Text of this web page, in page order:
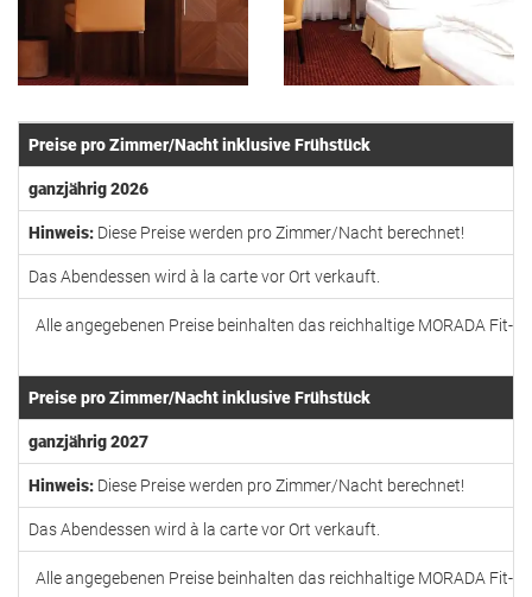
Preise pro Zimmer/Nacht inklusive Frühstück
ganzjährig 2026
Hinweis: Diese Preise werden pro Zimmer/Nacht berechnet!
Das Abendessen wird à la carte vor Ort verkauft.
Alle angegebenen Preise beinhalten das reichhaltige MORADA
Preise pro Zimmer/Nacht inklusive Frühstück
ganzjährig 2027
Hinweis: Diese Preise werden pro Zimmer/Nacht berechnet!
Das Abendessen wird à la carte vor Ort verkauft.
Alle angegebenen Preise beinhalten das reichhaltige MORADA